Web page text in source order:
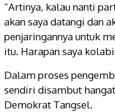
“Artinya, kalau nanti
akan saya datangi dan
penjaringannya untuk
itu. Harapan saya
Dalam proses
sendiri disambut
Demokrat Tangsel.